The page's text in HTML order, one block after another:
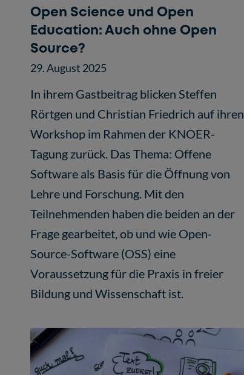
Open Science und Open
Education: Auch ohne Open
Source?
29. August 2025
In ihrem Gastbeitrag blicken Steffen
Rörtgen und Christian Friedrich auf ihren
Workshop im Rahmen der KNOER-
Tagung zurück. Das Thema: Offene
Software als Basis für die Öffnung von
Lehre und Forschung. Mit den
Teilnehmenden haben die beiden an der
Frage gearbeitet, ob und wie Open-
Source-Software (OSS) eine
Voraussetzung für die Praxis in freier
Bildung und Wissenschaft ist.